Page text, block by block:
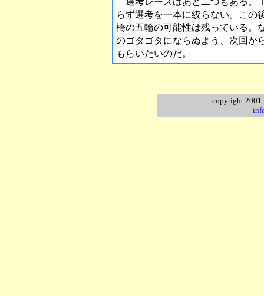
らず選考を一本に絞らない。この
橋の五輪の可能性は残っている。
のゴタゴタにならぬよう、次回か
もらいたいのだ。
--- copyright